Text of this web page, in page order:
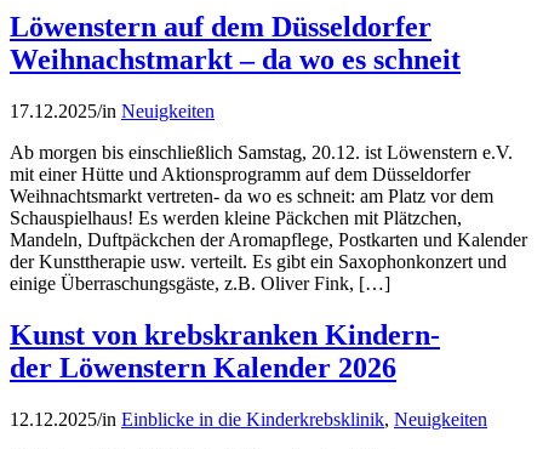
Löwenstern auf dem Düsseldorfer
Weihnachstmarkt – da wo es schneit
17.12.2025/in Neuigkeiten
Ab morgen bis einschließlich Samstag, 20.12. ist Löwenstern e.V.
mit einer Hütte und Aktionsprogramm auf dem Düsseldorfer
Weihnachtsmarkt vertreten- da wo es schneit: am Platz vor dem
Schauspielhaus! Es werden kleine Päckchen mit Plätzchen,
Mandeln, Duftpäckchen der Aromapflege, Postkarten und Kalender
der Kunsttherapie usw. verteilt. Es gibt ein Saxophonkonzert und
einige Überraschungsgäste, z.B. Oliver Fink, […]
Kunst von krebskranken Kindern-
der Löwenstern Kalender 2026
12.12.2025/in Einblicke in die Kinderkrebsklinik, Neuigkeiten